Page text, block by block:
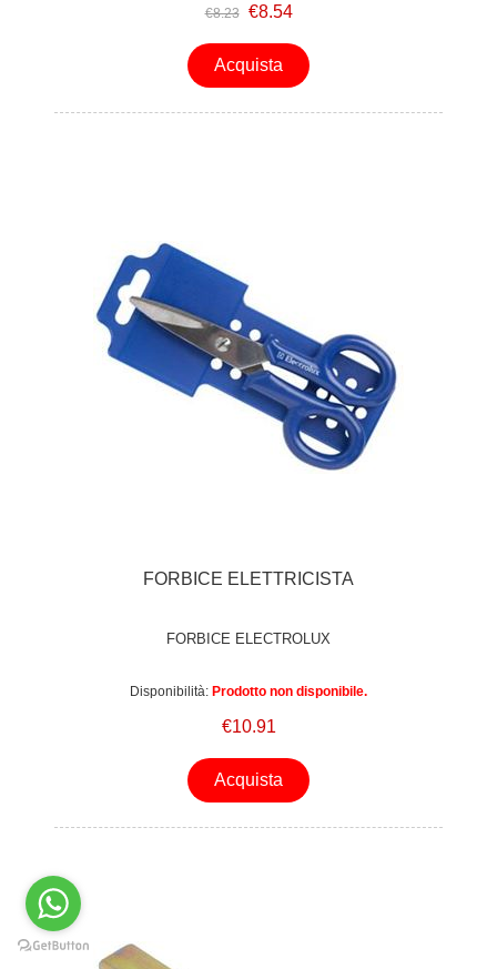
€8.23 €8.54
Acquista
FORBICE ELETTRICISTA
FORBICE ELECTROLUX
Disponibilità: Prodotto non disponibile.
€10.91
Acquista